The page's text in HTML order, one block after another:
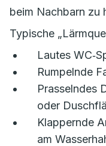
beim Nachbarn zu
Typische
Lautes
Rumpelnde
Prasselndes
oder
Klappernde
am